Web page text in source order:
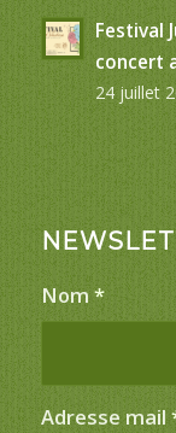
Festival
concert
24 juillet
Nom *
Adresse mail